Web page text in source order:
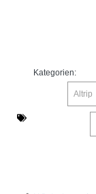
Kategorien:
Altrip